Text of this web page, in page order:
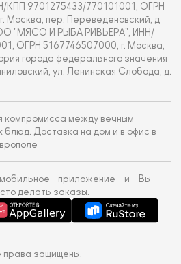
9701275433/770101001, ОГРН
Москва, пер. Переведеновский, д
"МЯСО И РЫБА РИВЬЕРА", ИНН/
ОГРН 5167746507000, г. Москва,
города федерального значения
ул. Ленинская Слобода, д.
компромисса между вечным
Доставка на дом и в офис в
приложение и Вы
делать заказы.
защищены.